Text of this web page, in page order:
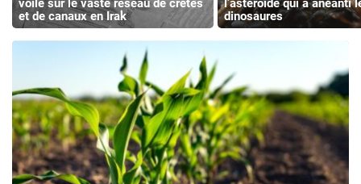
voile sur le vaste réseau de crêtes
et de canaux en Irak
l’astéroïde qui a anéanti
dinosaures